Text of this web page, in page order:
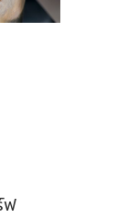
ฟ